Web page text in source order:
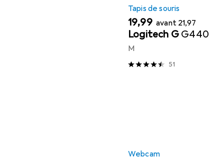
Tapis de souris
EUR
19,99 avant EUR
21,97
Logitech G G440
M
51
Webcam